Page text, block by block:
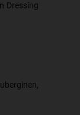
Dressing